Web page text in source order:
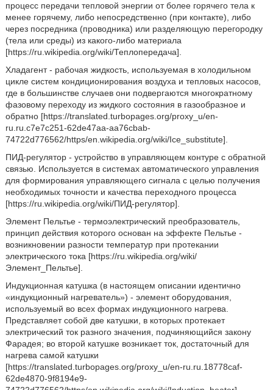
процесс передачи тепловой энергии от более горячего тела к
менее горячему, либо непосредственно (при контакте), либо
через посредника (проводника) или разделяющую перегородку
(тела или среды) из какого-либо материала
[https://ru.wikipedia.org/wiki/Теплопередача].
Хладагент - рабочая жидкость, используемая в холодильном
цикле систем кондиционирования воздуха и тепловых насосов,
где в большинстве случаев они подвергаются многократному
фазовому переходу из жидкого состояния в газообразное и
обратно [https://translated.turbopages.org/proxy_u/en-
ru.ru.c7e7c251-62de47aa-aa76cbab-
74722d776562/https/en.wikipedia.org/wiki/Ice_substitute].
ПИД-регулятор - устройство в управляющем контуре с обратной
связью. Используется в системах автоматического управления
для формирования управляющего сигнала с целью получения
необходимых точности и качества переходного процесса
[https://ru.wikipedia.org/wiki/ПИД-регулятор].
Элемент Пельтье - термоэлектрический преобразователь,
принцип действия которого основан на эффекте Пельтье -
возникновении разности температур при протекании
электрического тока [https://ru.wikipedia.org/wiki/
Элемент_Пельтье].
Индукционная катушка (в настоящем описании идентично
«индукционный нагреватель») - элемент оборудования,
используемый во всех формах индукционного нагрева.
Представляет собой две катушки, в которых протекает
электрический ток разного значения, подчиняющийся закону
Фарадея; во второй катушке возникает ток, достаточный для
нагрева самой катушки
[https://translated.turbopages.org/proxy_u/en-ru.ru.18778caf-
62de4870-9f8194e9-